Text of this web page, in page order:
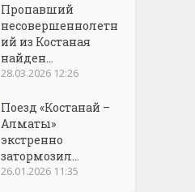
Пропавший
несовершеннолетн
ий из Костаная
найден...
28.03.2026 12:26
Поезд «Костанай –
Алматы»
экстренно
затормозил...
26.01.2026 11:35